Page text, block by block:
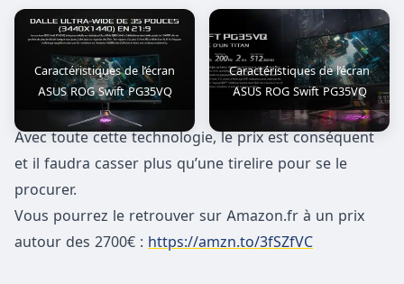
Caractéristiques de l’écran
ASUS ROG Swift PG35VQ
Caractéristiques de l’écran
ASUS ROG Swift PG35VQ
Avec toute cette technologie, le prix est conséquent
et il faudra casser plus qu’une tirelire pour se le
procurer.
Vous pourrez le retrouver sur Amazon.fr à un prix
autour des 2700€ : https://amzn.to/3fSZfVC